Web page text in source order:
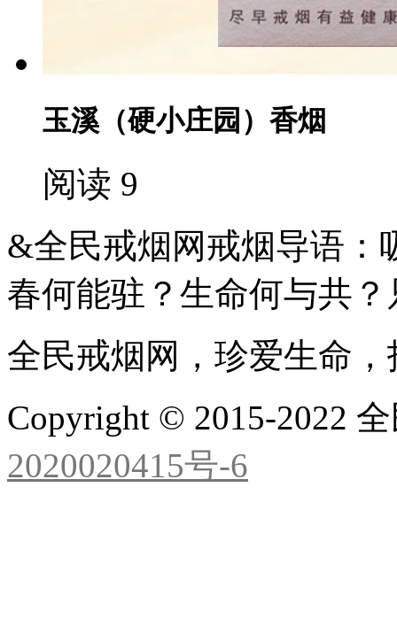
玉溪（硬小庄园）香烟
阅读 9
&全民戒烟网戒烟导语：
春何能驻？生命何与共
全民戒烟网，珍爱生命
Copyright © 2015-2022
2020020415号-6